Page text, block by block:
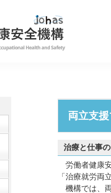
両立支
治療と仕事
労働者健康
「治療就労両
機構では、